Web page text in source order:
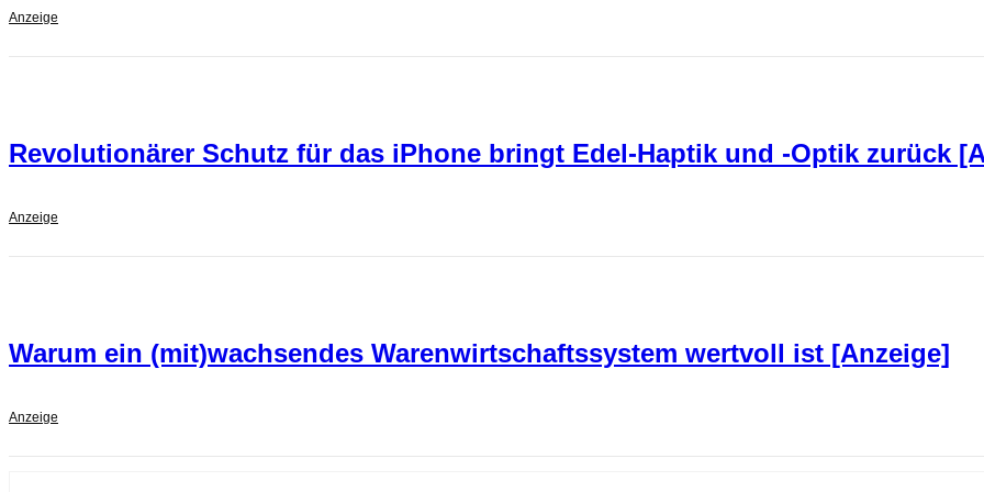
Anzeige
Revolutionärer Schutz für das iPhone bringt Edel-Haptik und -Optik zurück
Anzeige
Warum ein (mit)wachsendes Warenwirtschaftssystem wertvoll ist [Anzeige]
Anzeige